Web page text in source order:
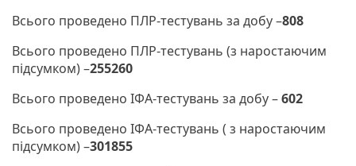
Всього проведено ПЛР-тестувань за добу –808
Всього проведено ПЛР-тестувань (з наростаючим
підсумком) –255260
Всього проведено ІФА-тестувань за добу –602
Всього проведено ІФА-тестувань ( з наростаючим
підсумком) –301855